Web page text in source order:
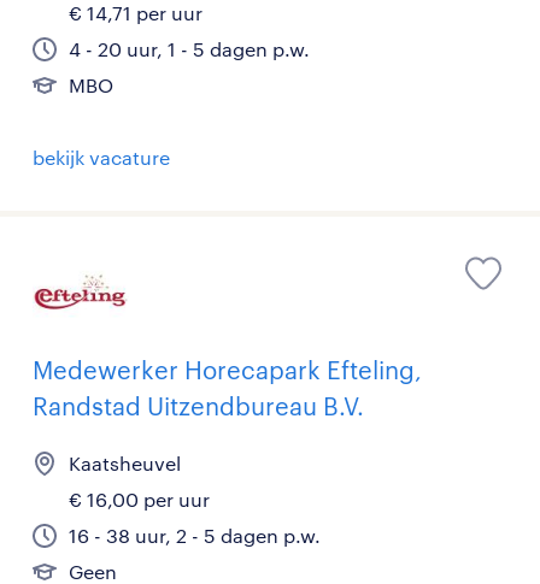
€ 14,71 per uur
4 - 20 uur, 1 - 5 dagen p.w.
MBO
bekijk vacature
Medewerker Horecapark Efteling,
Randstad Uitzendbureau B.V.
Kaatsheuvel
€ 16,00 per uur
16 - 38 uur, 2 - 5 dagen p.w.
Geen